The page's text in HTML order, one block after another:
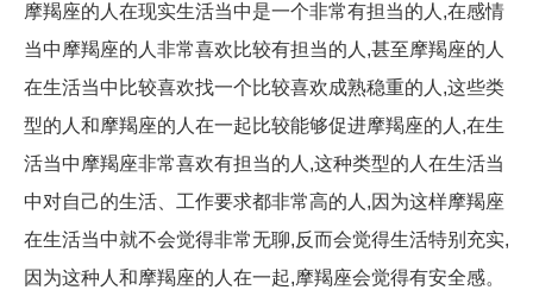
摩羯座的人在现实生活当中是一个非常有担当的人,在感情
当中摩羯座的人非常喜欢比较有担当的人,甚至摩羯座的人
在生活当中比较喜欢找一个比较喜欢成熟稳重的人,这些类
型的人和摩羯座的人在一起比较能够促进摩羯座的人,在生
活当中摩羯座非常喜欢有担当的人,这种类型的人在生活当
中对自己的生活、工作要求都非常高的人,因为这样摩羯座
在生活当中就不会觉得非常无聊,反而会觉得生活特别充实,
因为这种人和摩羯座的人在一起,摩羯座会觉得有安全感。